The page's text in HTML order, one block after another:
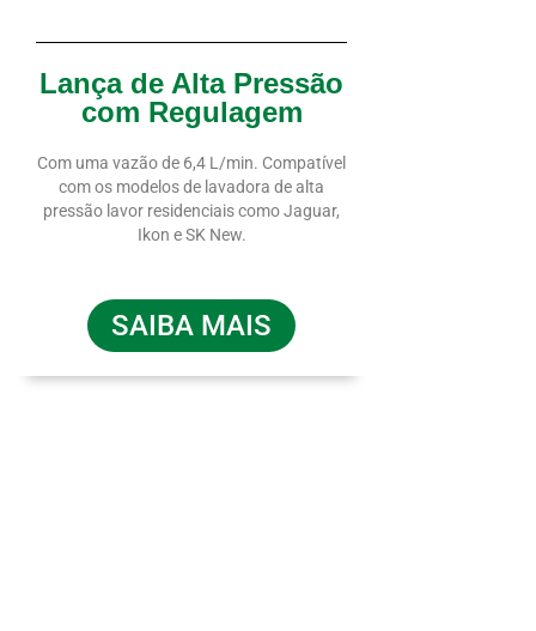
Lança de Alta Pressão
com Regulagem
Com uma vazão de 6,4 L/min. Compatível
com os modelos de lavadora de alta
pressão lavor residenciais como Jaguar,
Ikon e SK New.
SAIBA MAIS